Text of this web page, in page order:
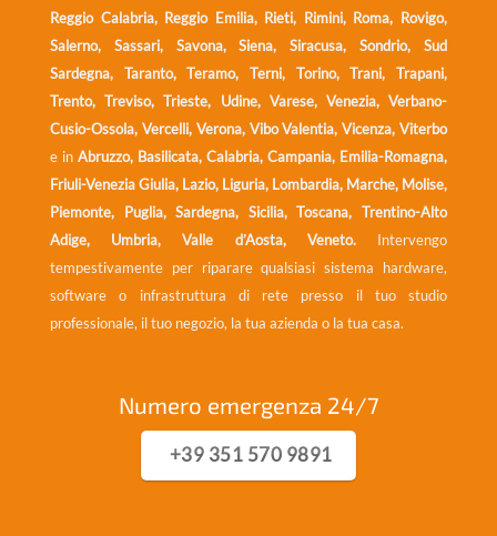
Reggio Calabria, Reggio Emilia, Rieti, Rimini, Roma, Rovigo,
Salerno, Sassari, Savona, Siena, Siracusa, Sondrio, Sud
Sardegna, Taranto, Teramo, Terni, Torino, Trani, Trapani,
Trento, Treviso, Trieste, Udine, Varese, Venezia, Verbano-
Cusio-Ossola, Vercelli, Verona, Vibo Valentia, Vicenza, Viterbo
e in Abruzzo, Basilicata, Calabria, Campania, Emilia-Romagna,
Friuli-Venezia Giulia, Lazio, Liguria, Lombardia, Marche, Molise,
Piemonte, Puglia, Sardegna, Sicilia, Toscana, Trentino-Alto
Adige, Umbria, Valle d’Aosta, Veneto. Intervengo
tempestivamente per riparare qualsiasi sistema hardware,
software o infrastruttura di rete presso il tuo studio
professionale, il tuo negozio, la tua azienda o la tua casa.
Numero emergenza 24/7
+39 351 570 9891